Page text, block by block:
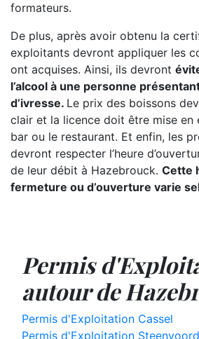
formateurs.
De plus, après avoir obtenu la
exploitants devront appliquer les
ont acquises. Ainsi, ils devront
l’alcool à une personne
d’ivresse. Le prix des boissons
clair et la licence doit être mise en
bar ou le restaurant. Et enfin, les
devront respecter l’heure
de leur débit à Hazebrouck. Cette
fermeture ou d’ouverture varie
Permis
autour de
Permis d'Exploitation Cassel
Permis d'Exploitation